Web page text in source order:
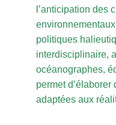
l’anticipation des
politiques
interdisciplinaire,
océanographes,
permet
adaptées aux